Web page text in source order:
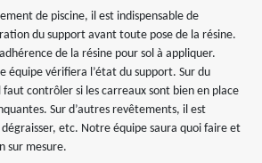
de piscine, il est indispensable de
du support avant toute pose de la résine.
de la résine pour sol à appliquer.
équipe vérifiera l’état du support. Sur du
contrôler si les carreaux sont bien en place
Sur d’autres revêtements, il est
dégraisser, etc. Notre équipe saura quoi faire et
sur mesure.